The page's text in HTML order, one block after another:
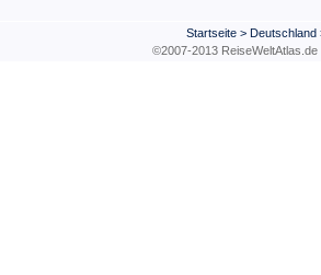
Startseite > Deutschland
©2007-2013